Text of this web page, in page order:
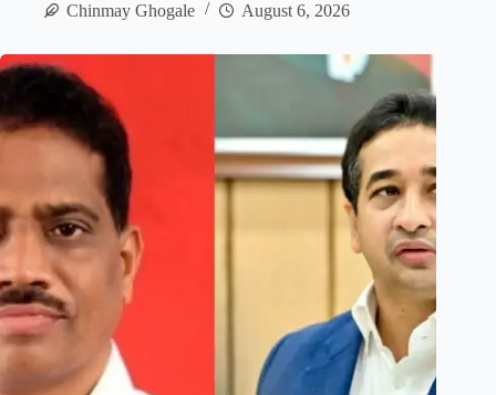
Chinmay Ghogale
August 6, 2026